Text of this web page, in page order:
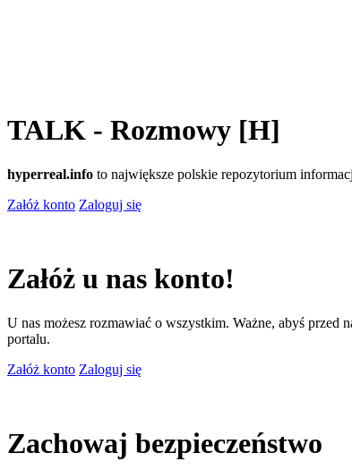
TALK - Rozmowy [H]
hyperreal.info to największe polskie repozytorium
Załóż konto Zaloguj się
Załóż u nas konto!
U nas możesz rozmawiać o wszystkim. Ważne, abyś przed
portalu.
Załóż konto Zaloguj się
Zachowaj bezpieczeństwo